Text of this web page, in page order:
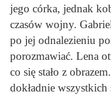
jego córka, jednak
czasów wojny.
po jej odnalezieniu
porozmawiać. Lena
co się stało z
dokładnie